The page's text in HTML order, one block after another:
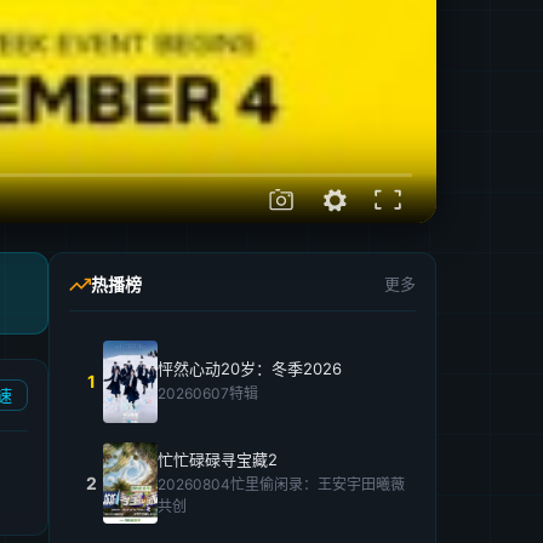
热播榜 更多
1
怦然心动20岁：冬季2026
20260607特辑
2
忙忙碌碌寻宝藏2
20260804忙里偷闲录：王安宇田曦薇
共创